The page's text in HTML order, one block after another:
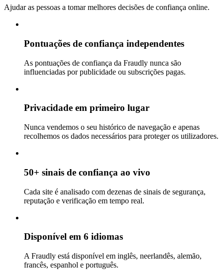
Ajudar as pessoas a tomar melhores decisões de confiança online.
Pontuações de confiança independentes
As pontuações de confiança da Fraudly nunca são
influenciadas por publicidade ou subscrições pagas.
Privacidade em primeiro lugar
Nunca vendemos o seu histórico de navegação e apenas
recolhemos os dados necessários para proteger os utilizadores.
50+ sinais de confiança ao vivo
Cada site é analisado com dezenas de sinais de segurança,
reputação e verificação em tempo real.
Disponível em 6 idiomas
A Fraudly está disponível em inglês, neerlandês, alemão,
francês, espanhol e português.